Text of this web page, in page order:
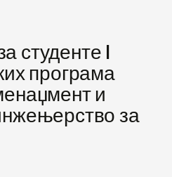
студенте I
програма
и
за